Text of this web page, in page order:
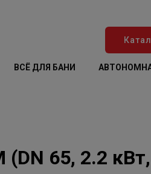
ВСЁ ДЛЯ БАНИ
65, 2.2